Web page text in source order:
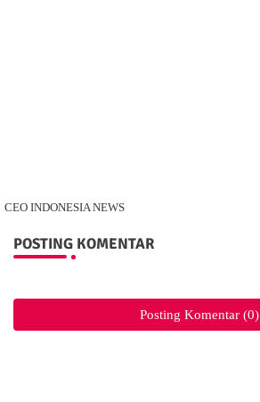
CEO INDONESIA NEWS
POSTING KOMENTAR
Posting Komentar (0)